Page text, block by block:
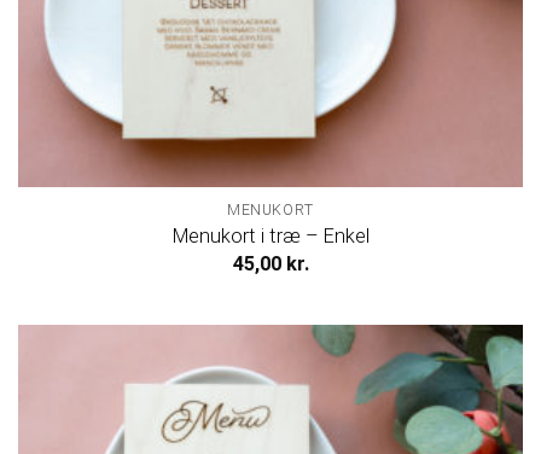
MENUKORT
Menukort i træ – Enkel
45,00 kr.